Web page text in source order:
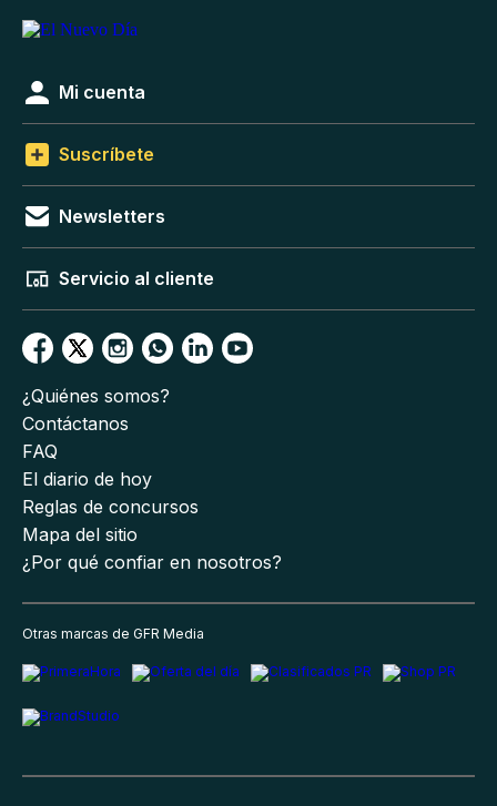
Mi cuenta
Suscríbete
Newsletters
Servicio al cliente
¿Quiénes somos?
Contáctanos
FAQ
El diario de hoy
Reglas de concursos
Mapa del sitio
¿Por qué confiar en nosotros?
Otras marcas de GFR Media